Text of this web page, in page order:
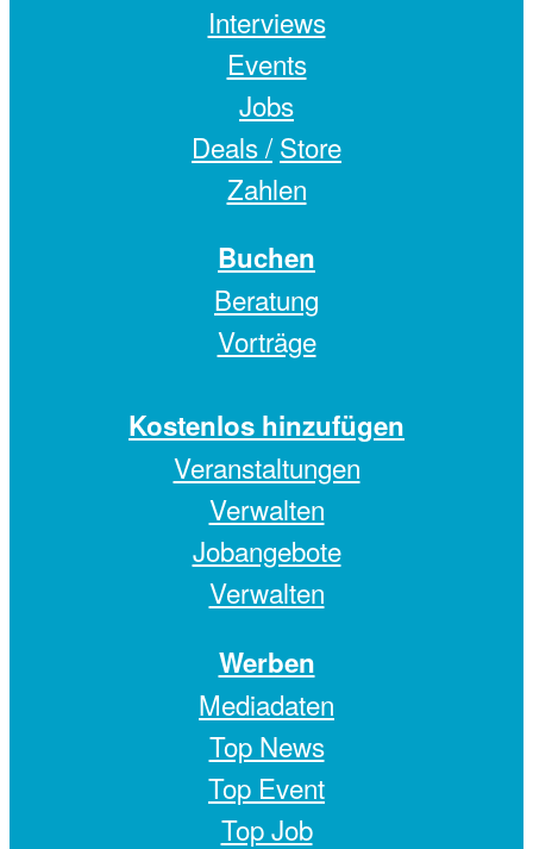
Interviews
Events
Jobs
Deals / Store
Zahlen
Buchen
Beratung
Vorträge
Kostenlos hinzufügen
Veranstaltungen
Verwalten
Jobangebote
Verwalten
Werben
Mediadaten
Top News
Top Event
Top Job